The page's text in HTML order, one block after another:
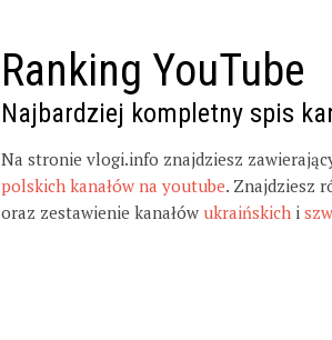
Ranking YouTube
Najbardziej kompletny spis
Na stronie vlogi.info znajdziesz
polskich kanałów na youtube. Znajdziesz
oraz zestawienie kanałów ukraińskich i